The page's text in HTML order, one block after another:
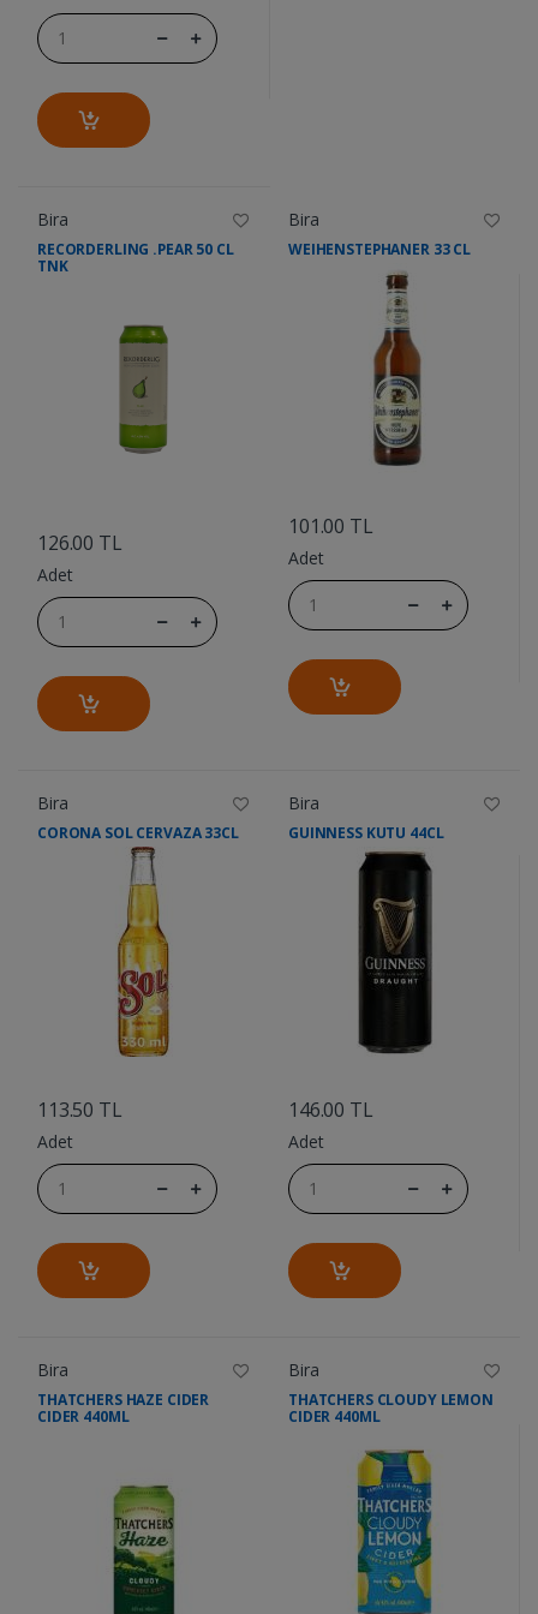
Bira
RECORDERLING .PEAR 50 CL
TNK
126.00 TL
Adet
Bira
WEIHENSTEPHANER 33 CL
101.00 TL
Adet
Bira
CORONA SOL CERVAZA 33CL
113.50 TL
Adet
Bira
GUINNESS KUTU 44CL
146.00 TL
Adet
Bira
THATCHERS HAZE CIDER
CIDER 440ML
Bira
THATCHERS CLOUDY LEMON
CIDER 440ML